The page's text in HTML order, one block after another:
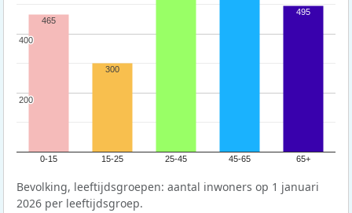
0-15 15-25 25-45 45-65 65+
200
200
400
400
465
300
495
Bevolking, leeftijdsgroepen: aantal inwoners op 1 januari
2026 per leeftijdsgroep.